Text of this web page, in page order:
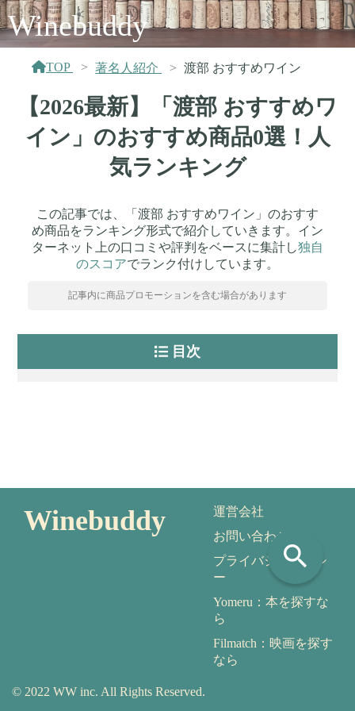
Winebuddy
TOP 著名人紹介 渡部 おすすめワイン
【2026最新】「渡部 おすすめワ
イン」のおすすめ商品0選！人
気ランキング
この記事では、「渡部 おすすめワイン」のおすす
め商品をランキング形式で紹介していきます。イン
ターネット上の口コミや評判をベースに集計し独自
のスコアでランク付けしています。
記事内に商品プロモーションを含む場合があります
目次
search
Winebuddy
運営会社
お問い合わせ
プライバシーポリシ
ー
Yomeru：本を探すな
ら
Filmatch：映画を探す
なら
© 2022 WW inc. All Rights Reserved.